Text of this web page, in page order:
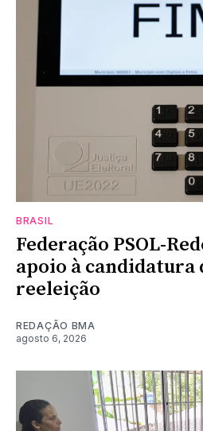
BRASIL
Federação PSOL-
apoio à candidatura
reeleição
REDAÇÃO BMA
agosto 6, 2026